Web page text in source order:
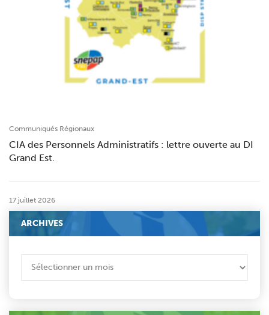
Communiqués Régionaux
CIA des Personnels Administratifs : lettre ouverte au DI
Grand Est.
17 juillet 2026
ARCHIVES